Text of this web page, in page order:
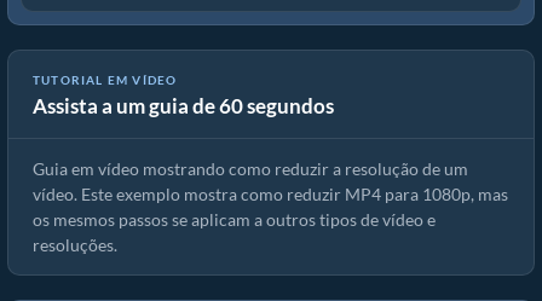
TUTORIAL EM VÍDEO
Assista a um guia de 60 segundos
Como reduzir a resolução asf (Guia simples)
Guia em vídeo mostrando como reduzir a resolução de um
vídeo. Este exemplo mostra como reduzir MP4 para 1080p, mas
os mesmos passos se aplicam a outros tipos de vídeo e
resoluções.